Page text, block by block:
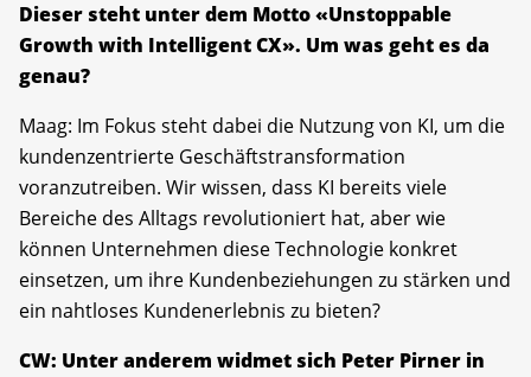
Dieser steht unter dem Motto «Unstoppable
Growth with Intelligent CX». Um was geht es da
genau?
Maag: Im Fokus steht dabei die Nutzung von KI, um die
kundenzentrierte Geschäftstransformation
voranzutreiben. Wir wissen, dass KI bereits viele
Bereiche des Alltags revolutioniert hat, aber wie
können Unternehmen diese Technologie konkret
einsetzen, um ihre Kundenbeziehungen zu stärken und
ein nahtloses Kundenerlebnis zu bieten?
CW: Unter anderem widmet sich Peter Pirner in